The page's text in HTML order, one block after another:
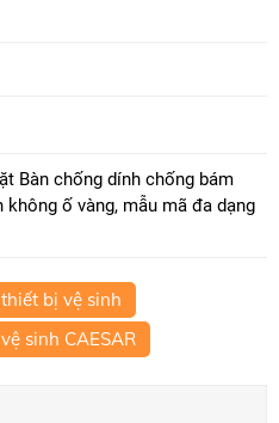
Bàn chống dính chống bám
không ố vàng, mẫu mã đa dạng
thiết bị vệ sinh
sinh CAESAR